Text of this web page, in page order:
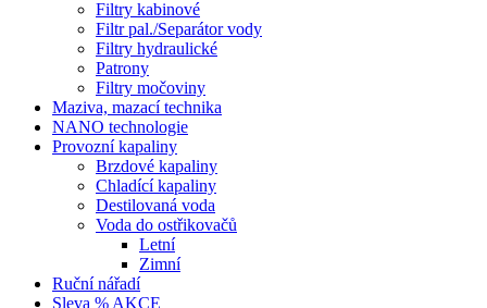
Filtry kabinové
Filtr pal./Separátor vody
Filtry hydraulické
Patrony
Filtry močoviny
Maziva, mazací technika
NANO technologie
Provozní kapaliny
Brzdové kapaliny
Chladící kapaliny
Destilovaná voda
Voda do ostřikovačů
Letní
Zimní
Ruční nářadí
Sleva % AKCE